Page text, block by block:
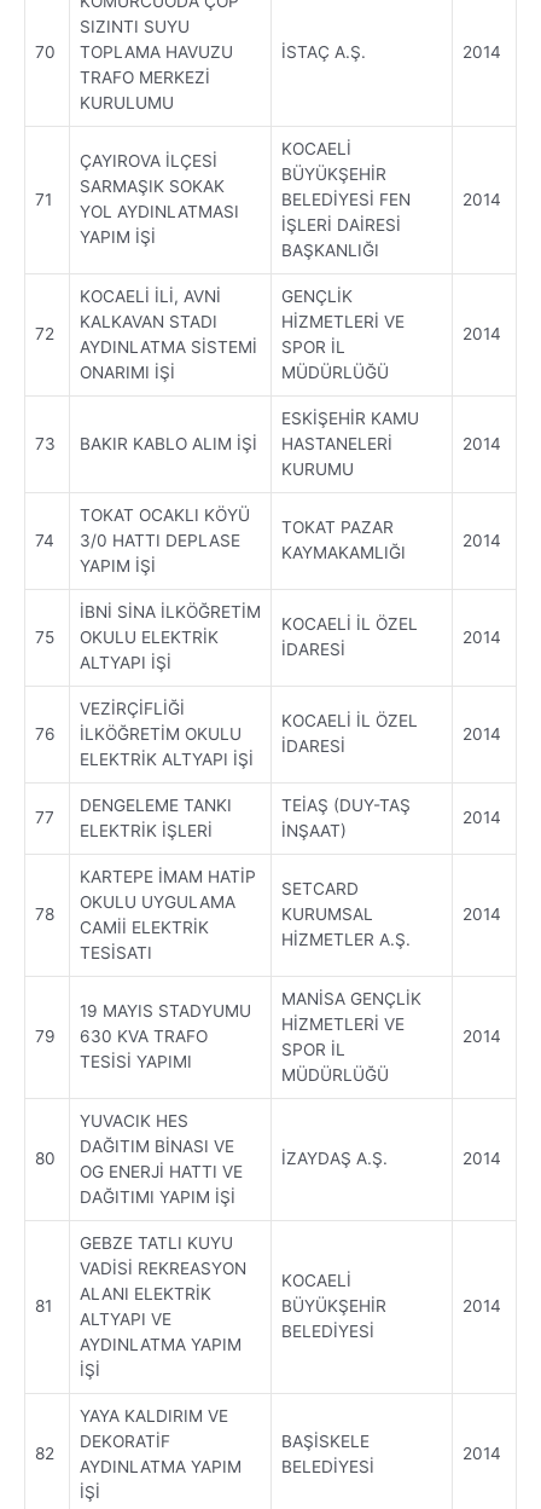
70
SIZINTI SUYU
TOPLAMA HAVUZU
TRAFO MERKEZİ
KURULUMU
İSTAÇ A.Ş. 2014
71
ÇAYIROVA İLÇESİ
SARMAŞIK SOKAK
YOL AYDINLATMASI
YAPIM İŞİ
KOCAELİ
BÜYÜKŞEHİR
BELEDİYESİ FEN
İŞLERİ DAİRESİ
BAŞKANLIĞI
2014
72
KOCAELİ İLİ, AVNİ
KALKAVAN STADI
AYDINLATMA SİSTEMİ
ONARIMI İŞİ
GENÇLİK
HİZMETLERİ VE
SPOR İL
MÜDÜRLÜĞÜ
2014
73 BAKIR KABLO ALIM İŞİ
ESKİŞEHİR KAMU
HASTANELERİ
KURUMU
2014
74
TOKAT OCAKLI KÖYÜ
3/0 HATTI DEPLASE
YAPIM İŞİ
TOKAT PAZAR
KAYMAKAMLIĞI
2014
75
İBNİ SİNA İLKÖĞRETİM
OKULU ELEKTRİK
ALTYAPI İŞİ
KOCAELİ İL ÖZEL
İDARESİ
2014
76
VEZİRÇİFLİĞİ
İLKÖĞRETİM OKULU
ELEKTRİK ALTYAPI İŞİ
KOCAELİ İL ÖZEL
İDARESİ
2014
77
DENGELEME TANKI
ELEKTRİK İŞLERİ
TEİAŞ (DUY-TAŞ
İNŞAAT)
2014
78
KARTEPE İMAM HATİP
OKULU UYGULAMA
CAMİİ ELEKTRİK
TESİSATI
SETCARD
KURUMSAL
HİZMETLER A.Ş.
2014
79
19 MAYIS STADYUMU
630 KVA TRAFO
TESİSİ YAPIMI
MANİSA GENÇLİK
HİZMETLERİ VE
SPOR İL
MÜDÜRLÜĞÜ
2014
80
YUVACIK HES
DAĞITIM BİNASI VE
OG ENERJİ HATTI VE
DAĞITIMI YAPIM İŞİ
İZAYDAŞ A.Ş. 2014
81
GEBZE TATLI KUYU
VADİSİ REKREASYON
ALANI ELEKTRİK
ALTYAPI VE
AYDINLATMA YAPIM
İŞİ
KOCAELİ
BÜYÜKŞEHİR
BELEDİYESİ
2014
82
YAYA KALDIRIM VE
DEKORATİF
AYDINLATMA YAPIM
İŞİ
BAŞİSKELE
BELEDİYESİ
2014